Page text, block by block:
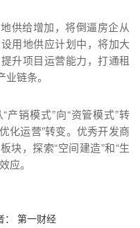
供给增加，将倒逼房企从
用地供应计划中，将加大
升项目运营能力，打通租
链条。
销模式”向“资管模式”转
化运营”转变。优秀开发商
块，探索“空间建造”和“生
应。
： 第一财经